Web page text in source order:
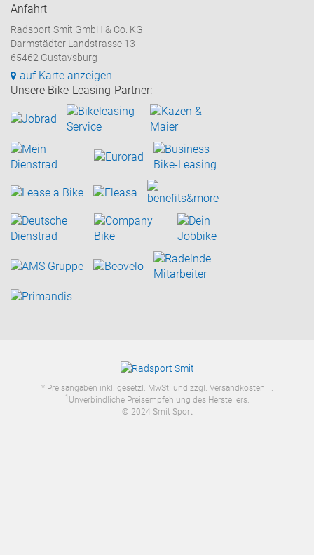
Anfahrt
Radsport Smit GmbH & Co. KG
Darmstädter Landstrasse 13
65462 Gustavsburg
auf Karte anzeigen
Unsere Bike-Leasing-Partner:
* Preisangaben inkl. gesetzl. MwSt. und zzgl. Versandkosten .
1 Unverbindliche Preisempfehlung des Herstellers.
© 2024 Smit Sport